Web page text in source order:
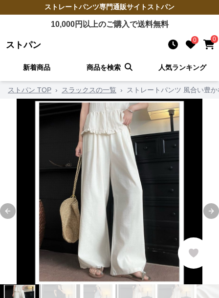
ストレートパンツ専門通販サイト ストパン
10,000円以上のご購入で送料無料
ストパン 0 0
新着商品 商品を検索 人気ランキング
ストパン TOP › スラックスの一覧 › ストレートパンツ 風合い豊
Previous slide